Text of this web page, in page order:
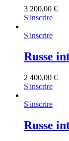
3 200,00 €
S'inscrire
S'inscrire
Russe
2 400,00 €
S'inscrire
S'inscrire
Russe